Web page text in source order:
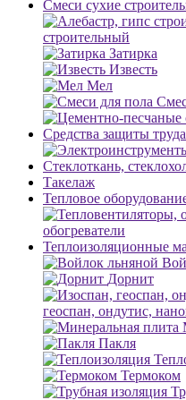
Смеси сухие
строительный
Затирка
Известь
Мел
Средства защиты труда
Стеклоткань,
Такелаж
Тепловое
обогреватели
Теплоизоляционные
Дорнит
геоспан, ондутис,
Пакля
Термоком